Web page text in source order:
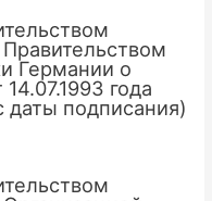
Германии о
года
даты подписания)